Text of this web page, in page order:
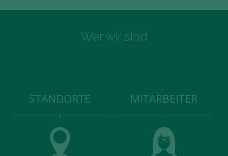
Wer wir sind
STANDORTE MITARBEITER